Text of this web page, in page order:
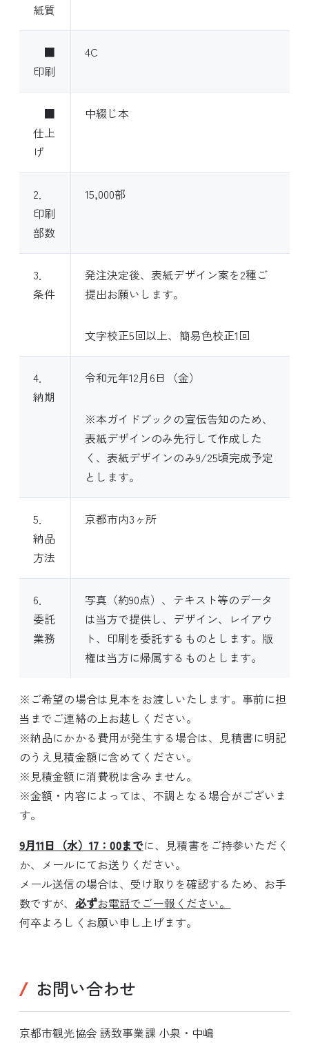
紙質
■
印刷
4C
■
仕上
げ
中綴じ本
2．
印刷
部数
15,000部
3．
条件
発注決定後、表紙デザイン案を2種ご
提出お願いします。
文字校正5回以上、簡易色校正1回
4．
納期
令和元年12月6日（金）
※本ガイドブックの宣伝告知のため、
表紙デザインのみ先行して作成した
く、表紙デザインのみ9/25頃完成予定
とします。
5．
納品
方法
京都市内3ヶ所
6．
委託
業務
写真（約90点）、テキスト等のデータ
は当方で提供し、デザイン、レイアウ
ト、印刷を委託するものとします。版
権は当方に帰属するものとします。
※ご希望の場合は見本をお渡しいたします。事前に担
当までご連絡の上お越しください。
※納品にかかる費用が発生する場合は、見積書に明記
のうえ見積金額に含めてください。
※見積金額に消費税は含みません。
※金額・内容によっては、不調となる場合がございま
す。
9月11日（水）17：00までに、見積書をご持参いただく
か、メールにてお送りください。
メール送信の場合は、受け取りを確認するため、お手
数ですが、 必ずお電話でご一報ください。
何卒よろしくお願い申し上げます。
お問い合わせ
京都市観光協会 誘致事業課 小泉・中嶋